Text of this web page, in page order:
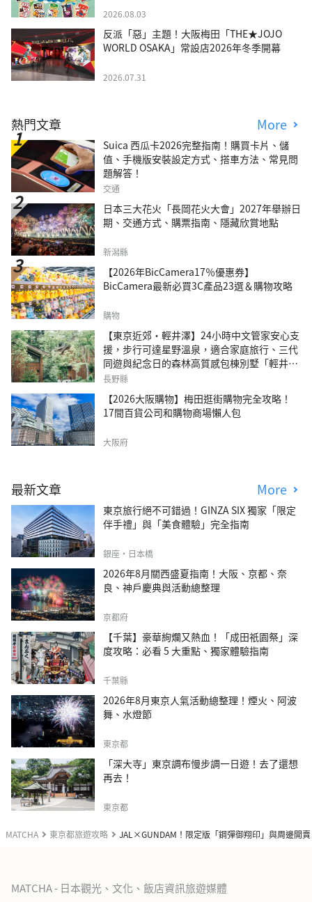
MATCHA 東京都旅遊攻略 JAL×GUNDAM！限定版「鋼彈御翔印」與周邊開
2026.08.03
反派「惡」主題！大阪梅田「THE★JOJO
WORLD OSAKA」常設店2026年冬季開幕
2026.07.31
熱門文章 More
Suica 西瓜卡2026完整指南！購買卡片、儲
值、手機版安裝設定方式、搭車方法、常見問
題解答！
交通
日本三大花火「長岡花火大會」2027年舉辦日
期、交通方式、購票指南、隱藏欣賞地點
新潟縣
【2026年BicCamera17％優惠券】
BicCamera最新必買3C產品23選＆購物攻略
購物
【東京近郊・輕井澤】24小時中文管家安心支
援，步行可達星野溫泉，適合家庭旅行、三代
同遊與紀念日的森林高質感包棟別墅「輕井澤
森四季VILLA」
長野縣
【2026大阪購物】梅田逛街購物完全攻略！
17間百貨公司和購物商場懶人包
大阪府
最新文章 More
東京旅行絕不可錯過！GINZA SIX 獨家「限定
伴手禮」與「美食體驗」完全指南
銀座・日本橋
2026年8月關西盛夏指南！大阪、京都、奈
良、神戶慶典與活動總整理
京都府
【千葉】豪華絢爛又熱血！「成田祇園祭」深
度攻略：必看 5 大重點、獨家體驗指南
千葉縣
2026年8月東京人氣活動總整理！煙火、阿波
舞、水燈節
東京都
「深大寺」東京調布慢步調一日遊！去了還想
再去！
東京都
MATCHA - 日本觀光、文化、飯店資訊旅遊媒體